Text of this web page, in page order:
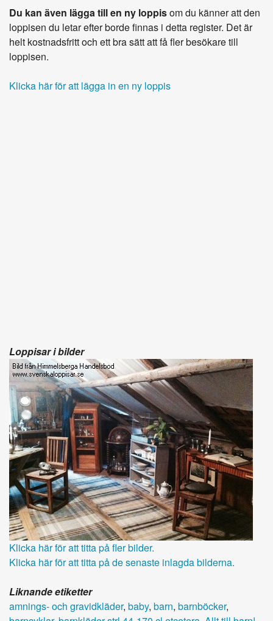
Du kan även lägga till en ny loppisom du känner att den
loppisen du letar efter borde finnas i detta register. Det är
helt kostnadsfritt och ett bra sätt att få fler besökare till
loppisen.
Klicka här för att lägga in en ny loppis
Loppisar i bilder
Klicka här för att titta på fler bilder.
Klicka här för att titta på de senaste inlagda bilderna.
Liknande etiketter
amnings- och gravidkläder, baby, barn, barnböcker,